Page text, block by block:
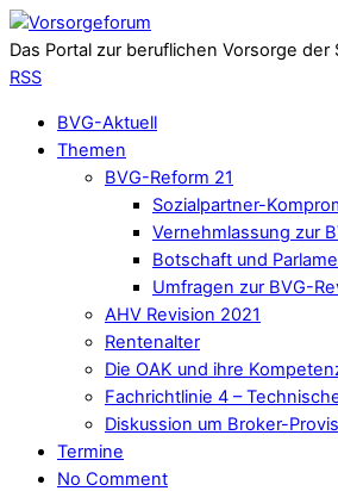
Das Portal zur beruflichen Vorsorge der
RSS
BVG-Aktuell
Themen
BVG-Reform 21
Sozialpartner-
Vernehmlassung zur
Botschaft und
Umfragen zur BVG-
AHV Revision 2021
Rentenalter
Die OAK und ihre
Fachrichtlinie 4 –
Diskussion um Broker-
Termine
No Comment